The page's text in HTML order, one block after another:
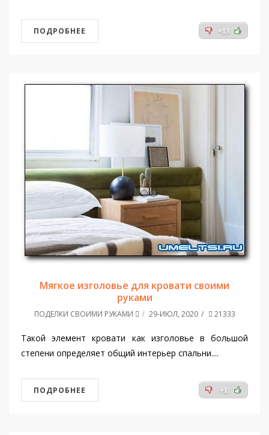
+13
ПОДРОБНЕЕ
Мягкое изголовье для кровати своими
руками
ПОДЕЛКИ СВОИМИ РУКАМИ 29-ИЮЛ, 2020 21333
Такой элемент кровати как изголовье в большой
степени определяет общий интерьер спальни....
+1
ПОДРОБНЕЕ